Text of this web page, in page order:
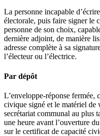
La personne incapable
électorale, puis faire signer le
personne de son choix,
dernière adjoint, de manière
adresse complète à sa
l’électeur ou l’électrice.
Par dépôt
L’enveloppe-réponse fermée,
civique signé et le matériel de
secrétariat communal au plus
une heure avant l’ouverture
sur le certificat de capacité